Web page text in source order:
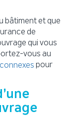
bâtiment et que
de
qui vous
vous au
pour